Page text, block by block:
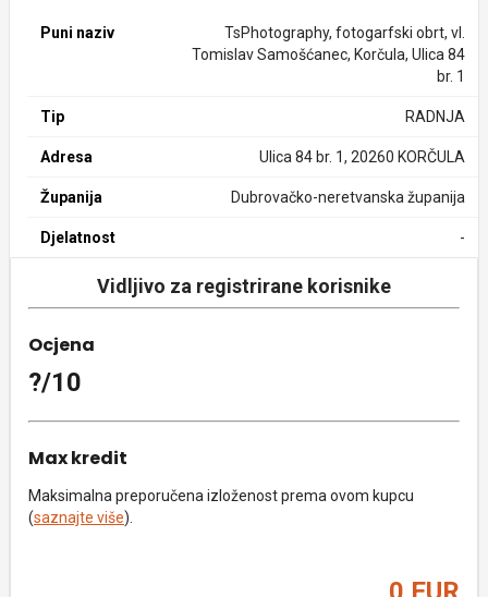
Puni naziv
TsPhotography, fotogarfski obrt, vl.
Tomislav Samošćanec, Korčula, Ulica 84
br. 1
Tip RADNJA
Adresa Ulica 84 br. 1, 20260 KORČULA
Županija Dubrovačko-neretvanska županija
Djelatnost -
Vidljivo za registrirane korisnike
Ocjena
?/10
Max kredit
Maksimalna preporučena izloženost prema ovom kupcu
(saznajte više).